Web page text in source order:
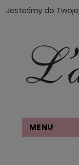
Jesteśmy do
MENU